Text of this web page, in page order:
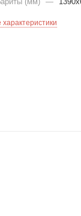
характеристики